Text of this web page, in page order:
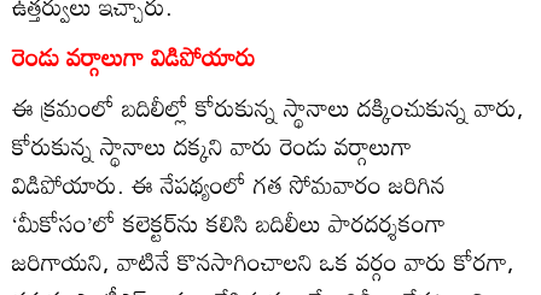
రెండు వర్గాలుగా విడిపోయారు
ఈ క్రమంలో బదిలీల్లో కోరుకున్న స్థానాలు దక్కించుకున్న వారు,
కోరుకున్న స్థానాలు దక్కని వారు రెండు వర్గాలుగా
విడిపోయారు. ఈ నేపథ్యంలో గత సోమవారం జరిగిన
‘మీకోసం’లో కలెక్టర్‌ను కలిసి బదిలీలు పారదర్శకంగా
జరిగాయని, వాటినే కొనసాగించాలని ఒక వర్గం వారు కోరగా,